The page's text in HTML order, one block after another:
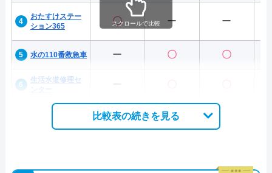
おたすけステー
ション365
〇 ー ー
水の110番救急車 ー 〇 〇
生活水道修理セ
スクロールで比較
比較表の続きを見る